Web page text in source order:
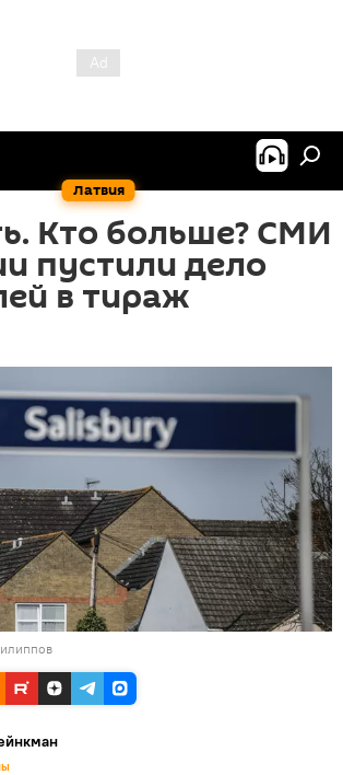
Латвия
Кто больше? СМИ
пустили дело
в тираж